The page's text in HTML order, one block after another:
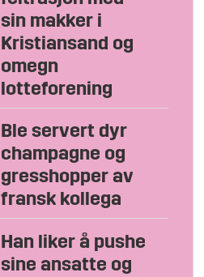
sin makker i
Kristiansand og
omegn
lotteforening
Ble servert dyr
champagne og
gresshopper av
fransk kollega
Han liker å pushe
sine ansatte og